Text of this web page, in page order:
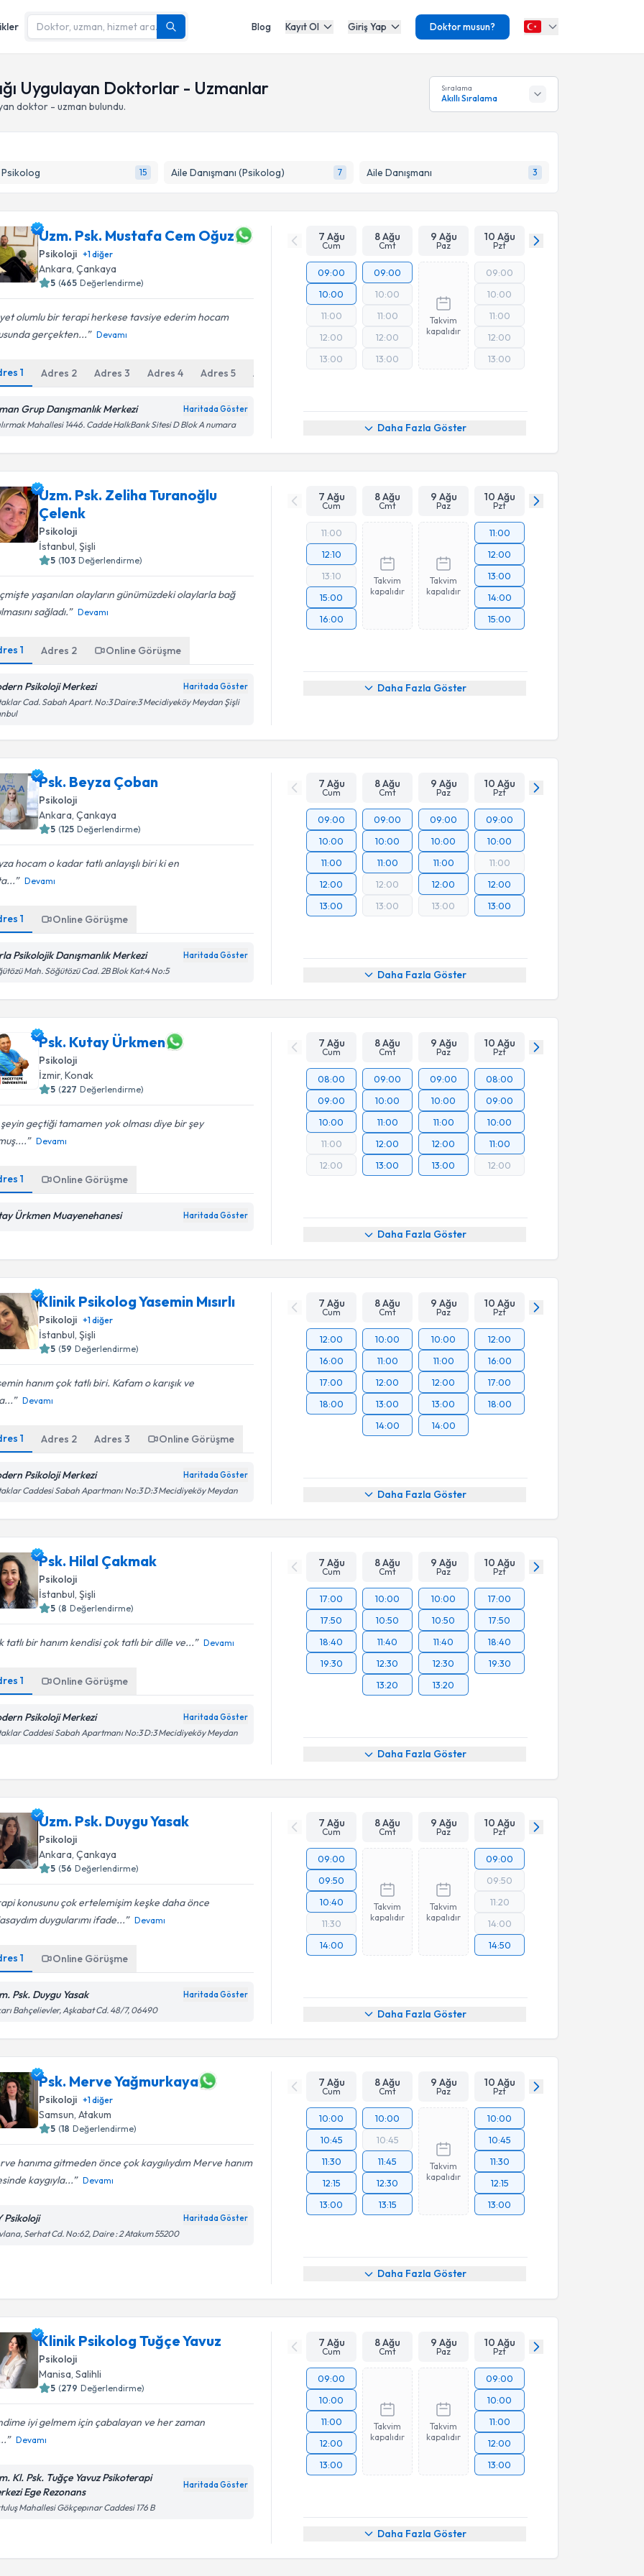
Blog Kayıt Ol Giriş Yap Doktor musun?
Uygulayan Doktorlar - Uzmanlar
doktor - uzman bulundu.
Sıralama
Akıllı Sıralama
15 Aile Danışmanı (Psikolog) 7 Aile Danışmanı 3
Uzm. Psk. Mustafa Cem Oğuz
Psikoloji +1diğer
Ankara,Çankaya
5 (465 Değerlendirme)
olumlu bir terapi herkese tavsiye ederim hocam
gerçekten...
Devamı
1 Adres 2 Adres3 Adres4 Adres5 Adres Online Görüşme
Grup Danışmanlık Merkezi Haritada Göster
Mahallesi 1446. Cadde HalkBank Sitesi D Blok A numara
7 Ağu
Cum
8 Ağu
Cmt
9 Ağu
Paz
10 Ağu
Pzt
09:00
10:00
11:00
12:00
13:00
09:00
10:00
11:00
12:00
13:00
Takvim
kapalıdır
09:00
10:00
11:00
12:00
13:00
Daha Fazla Göster
Uzm. Psk. Zeliha Turanoğlu
Çelenk
Psikoloji
İstanbul ,Şişli
5 (103 Değerlendirme)
yaşanılan olayların günümüzdeki olaylarla bağ
sağladı.
Devamı
1 Adres 2 Online Görüşme
Psikoloji Merkezi Haritada Göster
Cad. Sabah Apart. No:3 Daire:3 Mecidiyeköy Meydan Şişli
7 Ağu
Cum
8 Ağu
Cmt
9 Ağu
Paz
10 Ağu
Pzt
11:00
12:10
13:10
15:00
16:00
Takvim
kapalıdır
Takvim
kapalıdır
11:00
12:00
13:00
14:00
15:00
Daha Fazla Göster
Psk. Beyza Çoban
Psikoloji
Ankara ,Çankaya
5 (125 Değerlendirme)
hocam o kadar tatlı anlayışlı biri ki en
Devamı
1 Online Görüşme
Psikolojik Danışmanlık Merkezi Haritada Göster
Mah. Söğütözü Cad. 2B Blok Kat:4 No:5
7 Ağu
Cum
8 Ağu
Cmt
9 Ağu
Paz
10 Ağu
Pzt
09:00
10:00
11:00
12:00
13:00
09:00
10:00
11:00
12:00
13:00
09:00
10:00
11:00
12:00
13:00
09:00
10:00
11:00
12:00
13:00
Daha Fazla Göster
Psk. Kutay Ürkmen
Psikoloji
İzmir,Konak
5 (227 Değerlendirme)
geçtiği tamamen yok olması diye bir şey
Devamı
1 Online Görüşme
Ürkmen Muayenehanesi Haritada Göster
7 Ağu
Cum
8 Ağu
Cmt
9 Ağu
Paz
10 Ağu
Pzt
08:00
09:00
10:00
11:00
12:00
09:00
10:00
11:00
12:00
13:00
09:00
10:00
11:00
12:00
13:00
08:00
09:00
10:00
11:00
12:00
Daha Fazla Göster
Klinik Psikolog Yasemin Mısırlı
Psikoloji +1diğer
İstanbul ,Şişli
5 (59 Değerlendirme)
hanım çok tatlı biri. Kafam o karışık ve
Devamı
1 Adres 2 Adres3 Online Görüşme
Psikoloji Merkezi Haritada Göster
Caddesi Sabah Apartmanı No:3 D:3 Mecidiyeköy Meydan
7 Ağu
Cum
8 Ağu
Cmt
9 Ağu
Paz
10 Ağu
Pzt
12:00
16:00
17:00
18:00
10:00
11:00
12:00
13:00
14:00
10:00
11:00
12:00
13:00
14:00
12:00
16:00
17:00
18:00
Daha Fazla Göster
Psk. Hilal Çakmak
Psikoloji
İstanbul,Şişli
5 (8 Değerlendirme)
tatlı bir hanım kendisi çok tatlı bir dille ve... Devamı
1 Online Görüşme
Psikoloji Merkezi Haritada Göster
Caddesi Sabah Apartmanı No:3 D:3 Mecidiyeköy Meydan
7 Ağu
Cum
8 Ağu
Cmt
9 Ağu
Paz
10 Ağu
Pzt
17:00
17:50
18:40
19:30
10:00
10:50
11:40
12:30
13:20
10:00
10:50
11:40
12:30
13:20
17:00
17:50
18:40
19:30
Daha Fazla Göster
Uzm. Psk. Duygu Yasak
Psikoloji
Ankara ,Çankaya
5 (56 Değerlendirme)
konusunu çok ertelemişim keşke daha önce
duygularımı ifade...
Devamı
1 Online Görüşme
Psk. Duygu Yasak Haritada Göster
Bahçelievler, Aşkabat Cd. 48/7, 06490
7 Ağu
Cum
8 Ağu
Cmt
9 Ağu
Paz
10 Ağu
Pzt
09:00
09:50
10:40
11:30
14:00
Takvim
kapalıdır
Takvim
kapalıdır
09:00
09:50
11:20
14:00
14:50
Daha Fazla Göster
Psk. Merve Yağmurkaya
Psikoloji +1diğer
Samsun,Atakum
5 (18 Değerlendirme)
hanıma gitmeden önce çok kaygılıydım Merve hanım
kaygıyla...
Devamı
Psikoloji Haritada Göster
Serhat Cd. No:62, Daire : 2 Atakum 55200
7 Ağu
Cum
8 Ağu
Cmt
9 Ağu
Paz
10 Ağu
Pzt
10:00
10:45
11:30
12:15
13:00
10:00
10:45
11:45
12:30
13:15
Takvim
kapalıdır
10:00
10:45
11:30
12:15
13:00
Daha Fazla Göster
Klinik Psikolog Tuğçe Yavuz
Psikoloji
Manisa ,Salihli
5 (279 Değerlendirme)
iyi gelmem için çabalayan ve her zaman
Devamı
Kl. Psk. Tuğçe Yavuz Psikoterapi
Ege Rezonans
Haritada Göster
Mahallesi Gökçepınar Caddesi 176 B
7 Ağu
Cum
8 Ağu
Cmt
9 Ağu
Paz
10 Ağu
Pzt
09:00
10:00
11:00
12:00
13:00
Takvim
kapalıdır
Takvim
kapalıdır
09:00
10:00
11:00
12:00
13:00
Daha Fazla Göster